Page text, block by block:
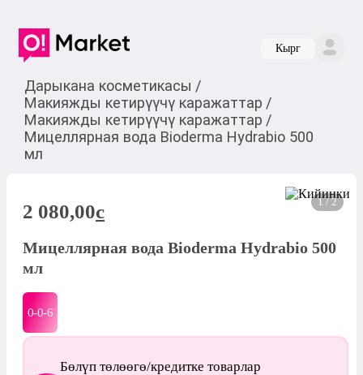
Кырг
Дарыкана косметикасы /
Макияжды кетирүүчү каражаттар /
Макияжды кетирүүчү каражаттар /
Мицеллярная вода Bioderma Hydrabio 500
мл
1 / 2
2 080,00c
Мицеллярная вода Bioderma Hydrabio 500
мл
0-0-6
Бөлүп төлөөгө/кредитке товарлар